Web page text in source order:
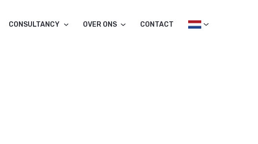
CONSULTANCY OVER ONS CONTACT